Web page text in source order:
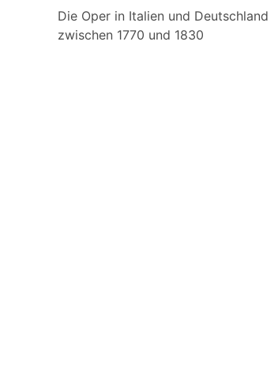
Die Oper in Italien und Deutschland
zwischen 1770 und 1830